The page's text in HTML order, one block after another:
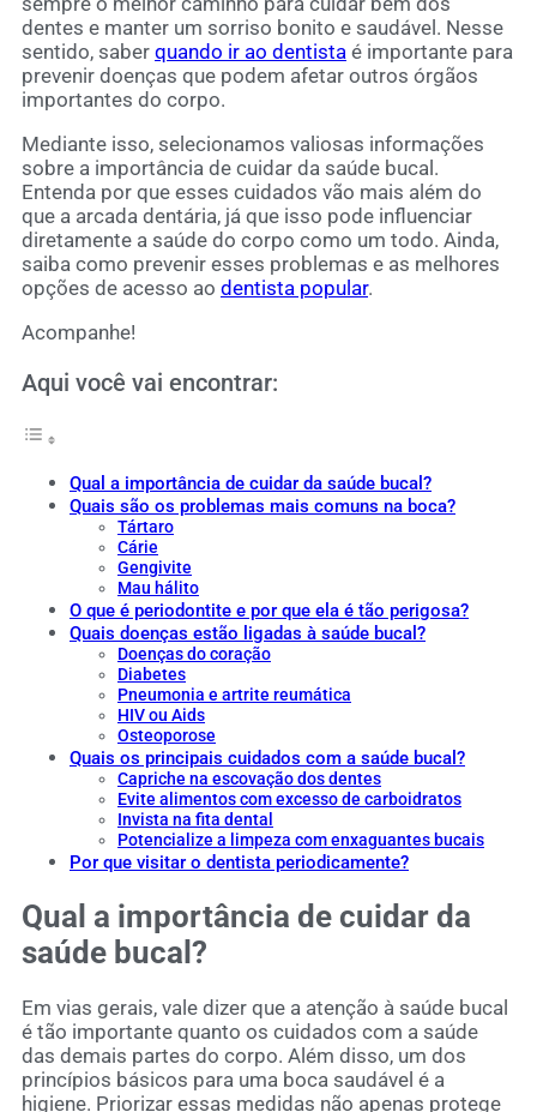
dentes e manter um sorriso bonito e saudável. Nesse
sentido, saber quando ir ao dentista é importante para
prevenir doenças que podem afetar outros órgãos
importantes do corpo.
Mediante isso, selecionamos valiosas informações
sobre a importância de cuidar da saúde bucal.
Entenda por que esses cuidados vão mais além do
que a arcada dentária, já que isso pode influenciar
diretamente a saúde do corpo como um todo. Ainda,
saiba como prevenir esses problemas e as melhores
opções de acesso ao dentista popular.
Acompanhe!
Aqui você vai encontrar:
Qual a importância de cuidar da saúde bucal?
Quais são os problemas mais comuns na boca?
Tártaro
Cárie
Gengivite
Mau hálito
O que é periodontite e por que ela é tão perigosa?
Quais doenças estão ligadas à saúde bucal?
Doenças do coração
Diabetes
Pneumonia e artrite reumática
HIV ou Aids
Osteoporose
Quais os principais cuidados com a saúde bucal?
Capriche na escovação dos dentes
Evite alimentos com excesso de carboidratos
Invista na fita dental
Potencialize a limpeza com enxaguantes bucais
Por que visitar o dentista periodicamente?
Qual a importância de cuidar da
saúde bucal?
Em vias gerais, vale dizer que a atenção à saúde bucal
é tão importante quanto os cuidados com a saúde
das demais partes do corpo. Além disso, um dos
princípios básicos para uma boca saudável é a
higiene. Priorizar essas medidas não apenas protege